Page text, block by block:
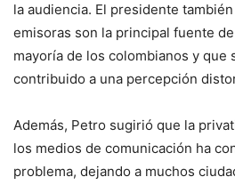
la audiencia. El presidente
emisoras son la principal fuente
mayoría de los colombianos y que
contribuido a una percepción
Además, Petro sugirió que la
los medios de comunicación ha
problema, dejando a muchos